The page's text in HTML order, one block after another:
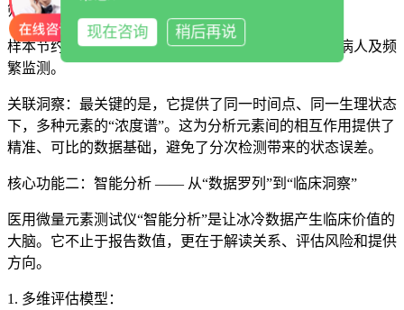
筛查需求。
样本节约：极大减少采血量，尤其适合婴幼儿、危重病人及频
繁监测。
关联洞察：最关键的是，它提供了同一时间点、同一生理状态
下，多种元素的“浓度谱”。这为分析元素间的相互作用提供了
精准、可比的数据基础，避免了分次检测带来的状态误差。
核心功能二：智能分析 —— 从“数据罗列”到“临床洞察”
医用微量元素测试仪“智能分析”是让冰冷数据产生临床价值的
大脑。它不止于报告数值，更在于解读关系、评估风险和提供
方向。
1. 多维评估模型：
现在咨询 稍后再说